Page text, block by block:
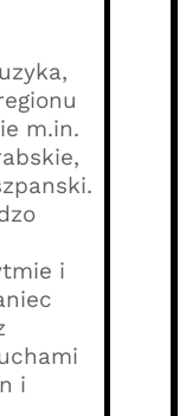
m.in.
i
i